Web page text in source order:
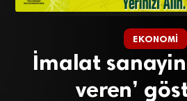
EKONOMI
İmalat
veren’